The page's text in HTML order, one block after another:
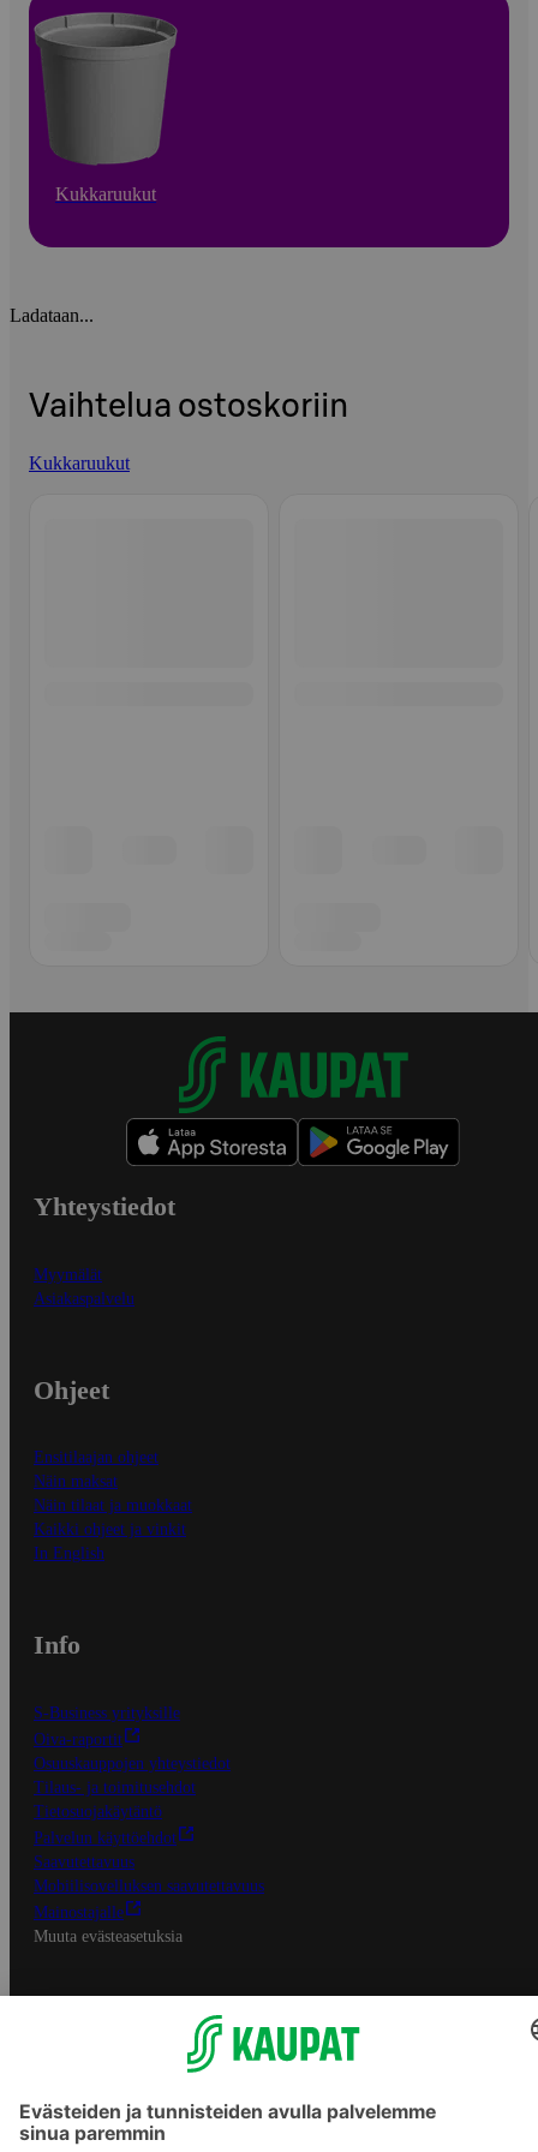
Kukkaruukut
Ladataan...
Vaihtelua ostoskoriin
Kukkaruukut
Yhteystiedot
Myymälät
Asiakaspalvelu
Ohjeet
Ensitilaajan ohjeet
Näin maksat
Näin tilaat ja muokkaat
Kaikki ohjeet ja vinkit
In English
Info
S-Business yrityksille
Oiva-raportit
Osuuskauppojen yhteystiedot
Tilaus- ja toimitusehdot
Tietosuojakäytäntö
Palvelun käyttöehdot
Saavutettavuus
Mobiilisovelluksen saavutettavuus
Mainostajalle
Muuta evästeasetuksia
S-ryhmän palvelut
Asiakasomistajuus